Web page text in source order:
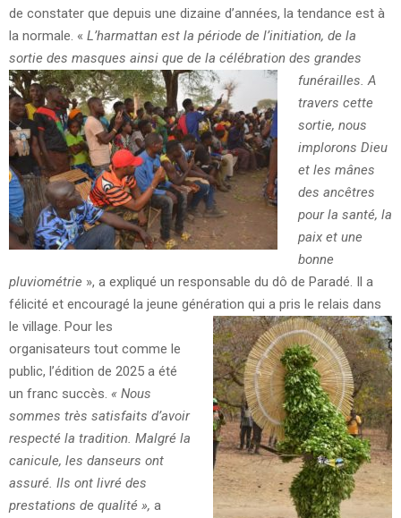
de constater que depuis une dizaine d’années, la tendance est à
la normale. « L’harmattan est la période de l’initiation, de la
sortie des masques ainsi que de la célébration des grandes
funérailles.A
travers cette
sortie, nous
implorons Dieu
et les mânes
des ancêtres
pour la santé, la
paix et une
bonne
pluviométrie », a expliqué un responsable du dô de Paradé. Il a
félicité et encouragé la jeune génération qui a pris le relais dans
le village. Pour les
organisateurs tout comme le
public, l’édition de 2025 a été
un franc succès. « Nous
sommes très satisfaits d’avoir
respecté la tradition. Malgré la
canicule, les danseurs ont
assuré. Ils ont livré des
prestations de qualité », a